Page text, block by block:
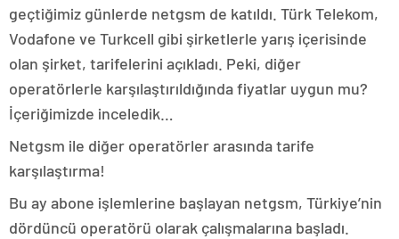
geçtiğimiz günlerde netgsm de katıldı. Türk Telekom,
Vodafone ve Turkcell gibi şirketlerle yarış içerisinde
olan şirket, tarifelerini açıkladı. Peki, diğer
operatörlerle karşılaştırıldığında fiyatlar uygun mu?
İçeriğimizde inceledik…
Netgsm ile diğer operatörler arasında tarife
karşılaştırma!
Bu ay abone işlemlerine başlayan netgsm, Türkiye’nin
dördüncü operatörü olarak çalışmalarına başladı.